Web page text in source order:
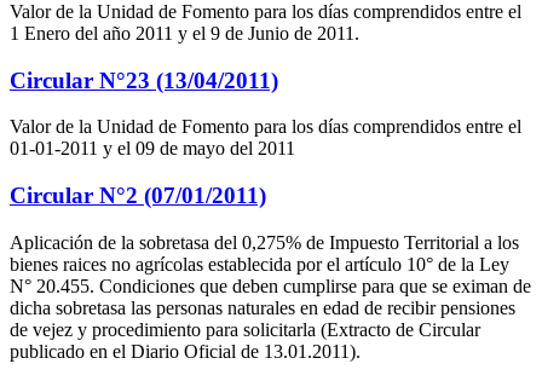
Valor de la Unidad de Fomento para los días comprendidos entre el
1 Enero del año 2011 y el 9 de Junio de 2011.
Circular N°23 (13/04/2011)
Valor de la Unidad de Fomento para los días comprendidos entre el
01-01-2011 y el 09 de mayo del 2011
Circular N°2 (07/01/2011)
Aplicación de la sobretasa del 0,275% de Impuesto Territorial a los
bienes raices no agrícolas establecida por el artículo 10° de la Ley
N° 20.455. Condiciones que deben cumplirse para que se eximan de
dicha sobretasa las personas naturales en edad de recibir pensiones
de vejez y procedimiento para solicitarla (Extracto de Circular
publicado en el Diario Oficial de 13.01.2011).